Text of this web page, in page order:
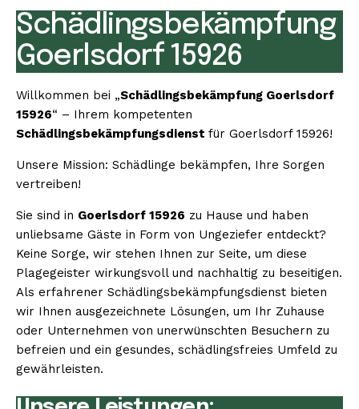
Schädlingsbekämpfung
Goerlsdorf 15926
Willkommen bei „Schädlingsbekämpfung Goerlsdorf
15926“ – Ihrem kompetenten
Schädlingsbekämpfungsdienst für Goerlsdorf 15926!
Unsere Mission: Schädlinge bekämpfen, Ihre Sorgen
vertreiben!
Sie sind in Goerlsdorf 15926 zu Hause und haben
unliebsame Gäste in Form von Ungeziefer entdeckt?
Keine Sorge, wir stehen Ihnen zur Seite, um diese
Plagegeister wirkungsvoll und nachhaltig zu beseitigen.
Als erfahrener Schädlingsbekämpfungsdienst bieten
wir Ihnen ausgezeichnete Lösungen, um Ihr Zuhause
oder Unternehmen von unerwünschten Besuchern zu
befreien und ein gesundes, schädlingsfreies Umfeld zu
gewährleisten.